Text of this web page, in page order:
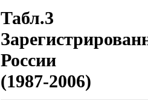
Табл.3
России
(1987-2006)